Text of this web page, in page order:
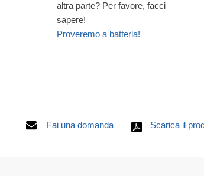
altra parte? Per favore, facci
sapere!
Proveremo a batterla!
Fai una domanda Scarica il